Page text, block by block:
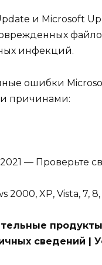
и Microsoft
инфекций.
ошибки
причинами:
— Проверьте
XP, Vista, 7, 8,
сведений |